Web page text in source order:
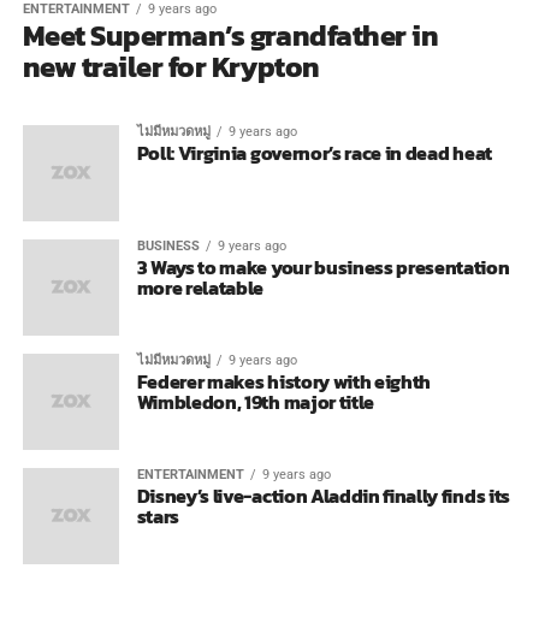
ENTERTAINMENT 9 years ago
Meet Superman’s grandfather in
new trailer for Krypton
ไม่มีหมวดหมู่ 9 years ago
Poll: Virginia governor’s race in dead heat
BUSINESS 9 years ago
3 Ways to make your business presentation
more relatable
ไม่มีหมวดหมู่ 9 years ago
Federer makes history with eighth
Wimbledon, 19th major title
ENTERTAINMENT 9 years ago
Disney’s live-action Aladdin finally finds its
stars